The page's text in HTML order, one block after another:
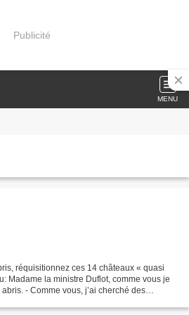
Publicité
MENU
réquisitionnez ces 14 châteaux « quasi
Madame la ministre Duflot, comme vous je
- Comme vous, j’ai cherché des